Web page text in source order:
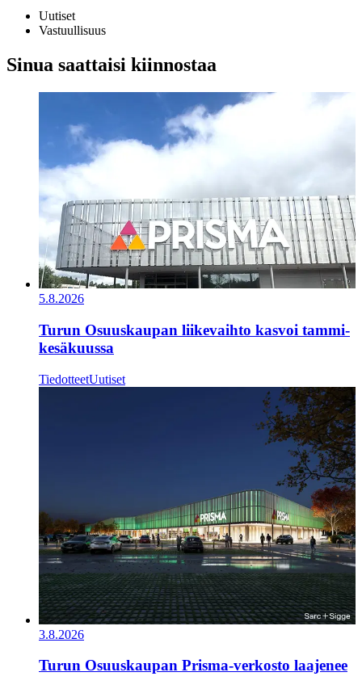
Uutiset
Vastuullisuus
Sinua saattaisi kiinnostaa
5.8.2026
Turun Osuuskaupan liikevaihto kasvoi tammi-
kesäkuussa
TiedotteetUutiset
3.8.2026
Turun Osuuskaupan Prisma-verkosto laajenee